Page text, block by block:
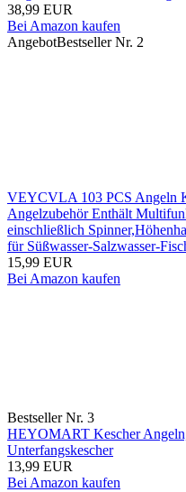
38,99 EUR
Bei Amazon kaufen
AngebotBestseller Nr. 2
VEYCVLA 103 PCS Angeln
Angelzubehör Enthält
einschließlich
für Süßwasser-Salzwasser-
15,99 EUR
Bei Amazon kaufen
Bestseller Nr. 3
HEYOMART Kescher
Unterfangskescher
13,99 EUR
Bei Amazon kaufen